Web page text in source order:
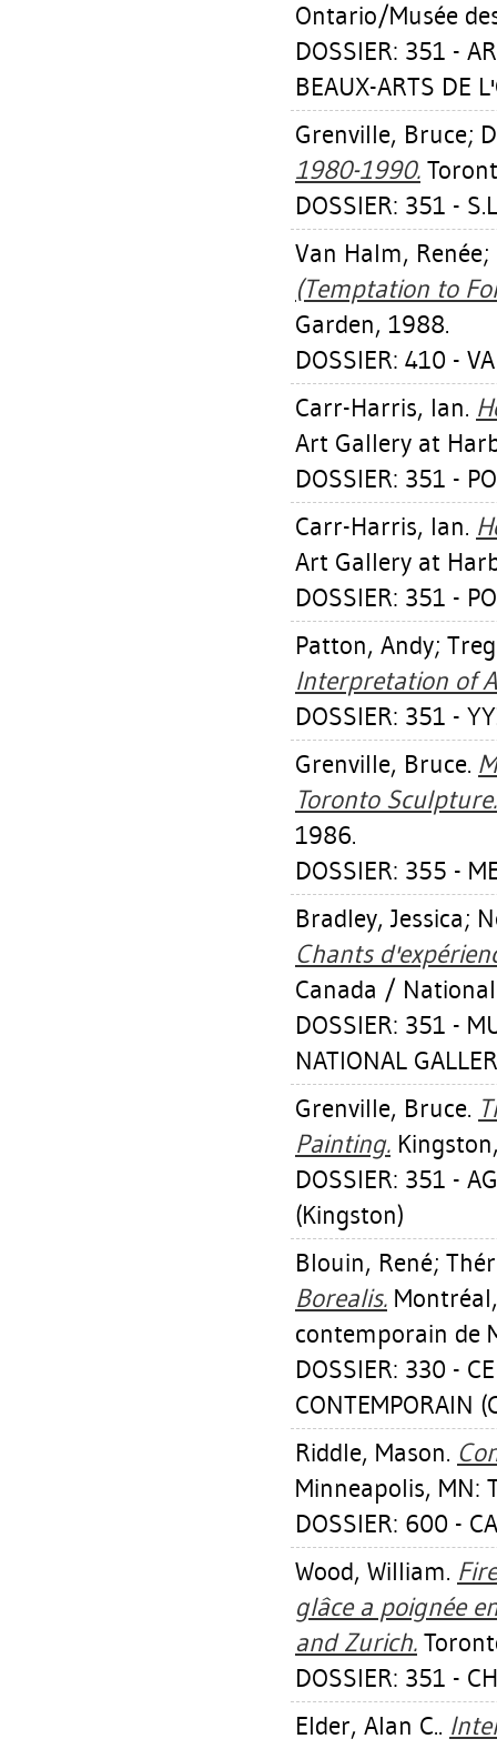
Ontario/Musée
DOSSIER: 351 -
BEAUX-ARTS DE
Grenville, Bruce;
1980-1990.
DOSSIER: 351 -
Van Halm, Renée;
(Temptation to
Garden, 1988.
DOSSIER: 410 -
Carr-Harris, Ian.
Art Gallery at
DOSSIER: 351 -
Carr-Harris, Ian.
Art Gallery at
DOSSIER: 351 -
Patton, Andy;
Interpretation of
DOSSIER: 351 -
Grenville, Bruce.
Toronto Sculpture.
1986.
DOSSIER: 355 -
Bradley, Jessica;
Chants
Canada /
DOSSIER: 351 -
NATIONAL
Grenville, Bruce.
Painting.
DOSSIER: 351 -
(Kingston)
Blouin, René;
Borealis.
contemporain de
DOSSIER: 330 -
CONTEMPORAIN
Riddle, Mason.
Minneapolis, MN:
DOSSIER: 600 -
Wood, William.
glâce a poignée
and Zurich.
DOSSIER: 351 -
Elder, Alan C..